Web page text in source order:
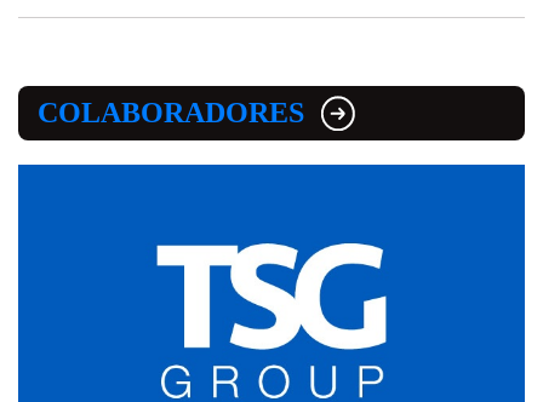
COLABORADORES